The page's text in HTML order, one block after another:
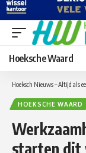
Hoeksche Waard
Hoeksch Nieuws – Altijd als
HOEKSCHE WAARD
starten dit